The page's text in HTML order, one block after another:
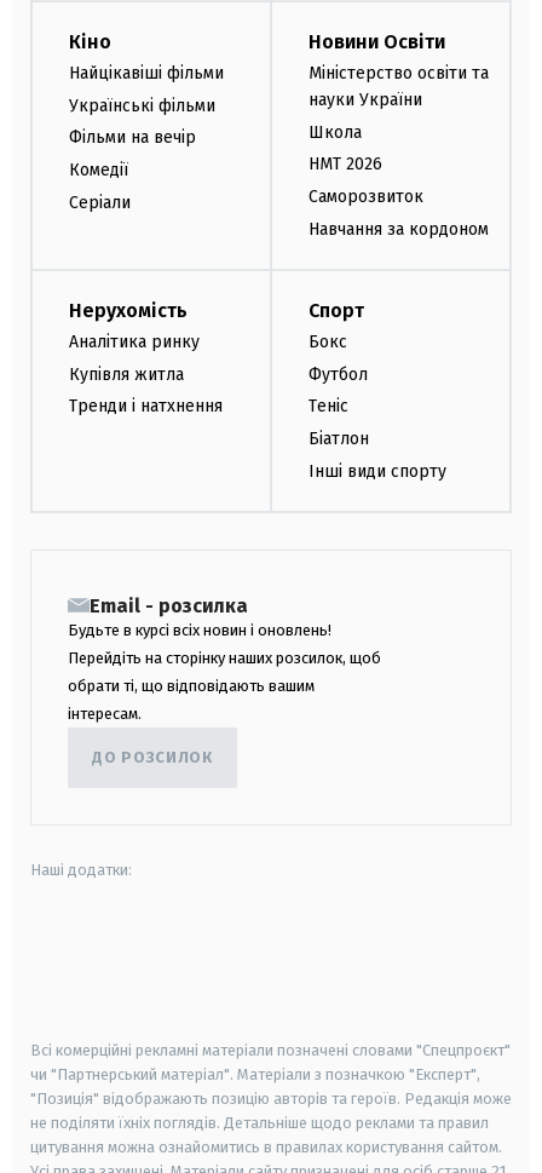
Кіно
Найцікавіші фільми
Українські фільми
Фільми на вечір
Комедії
Серіали
Новини Освіти
Міністерство освіти та
науки України
Школа
НМТ 2026
Саморозвиток
Навчання за кордоном
Нерухомість
Аналітика ринку
Купівля житла
Тренди і натхнення
Спорт
Бокс
Футбол
Теніс
Біатлон
Інші види спорту
Email - розсилка
Будьте в курсі всіх новин і оновлень!
Перейдіть на сторінку наших розсилок, щоб
обрати ті, що відповідають вашим
інтересам.
ДО РОЗСИЛОК
Наші додатки:
Всі комерційні рекламні матеріали позначені словами "Спецпроєкт"
чи "Партнерський матеріал". Матеріали з позначкою "Експерт",
"Позиція" відображають позицію авторів та героїв. Редакція може
не поділяти їхніх поглядів. Детальніше щодо реклами та правил
цитування можна ознайомитись в правилах користування сайтом.